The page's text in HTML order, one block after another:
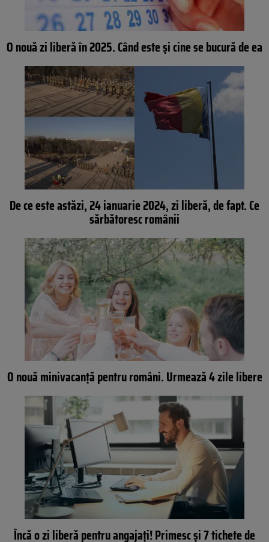
O nouă zi liberă în 2025. Când este și cine se bucură de ea
De ce este astăzi, 24 ianuarie 2024, zi liberă, de fapt. Ce
sărbătoresc românii
O nouă minivacanță pentru români. Urmează 4 zile libere
Încă o zi liberă pentru angajaţi! Primesc şi 7 tichete de